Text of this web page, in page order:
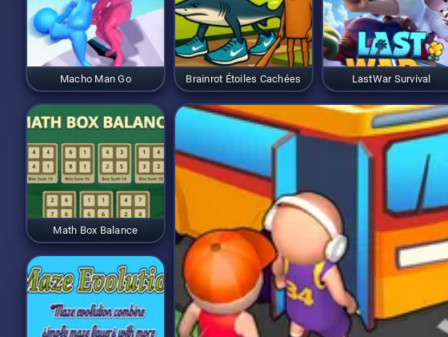
Macho Man Go Brainrot Étoiles Cachées LastWar Survival
Math Box Balance